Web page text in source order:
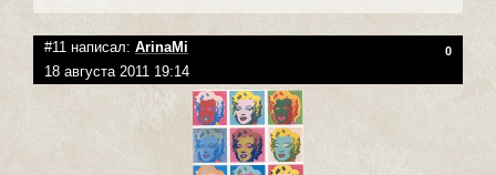
#11 написал: ArinaMi 0
18 августа 2011 19:14